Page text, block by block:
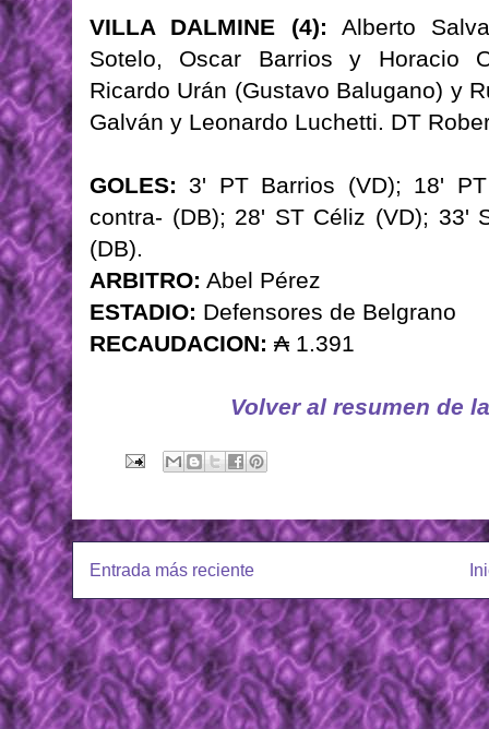
VILLA DALMINE (4): Alberto
Sotelo, Oscar Barrios y Horacio
Ricardo Urán (Gustavo Balugano) y
Galván y Leonardo Luchetti. DT
GOLES: 3' PT Barrios (VD); 18'
contra- (DB); 28' ST Céliz (VD); 33'
(DB).
ARBITRO: Abel Pérez
ESTADIO: Defensores de Belgrano
RECAUDACION: ₳ 1.391
Volver al resumen de
Entrada más reciente